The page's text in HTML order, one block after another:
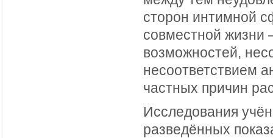
сторон интимной
совместной жизни
возможностей,
несоответствием
частных причин
Исследования
разведённых